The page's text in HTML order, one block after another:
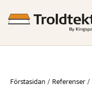
Förstasidan Referenser